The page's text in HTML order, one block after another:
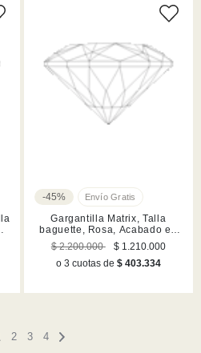
-45%
Gargantilla Matrix, Talla
baguette, Rosa, Acabado en
rodio
$ 2.200.000
$ 1.210.000
o 3 cuotas de $ 403.334
2 3 4